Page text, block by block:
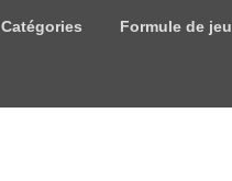
Catégories Formule de jeu